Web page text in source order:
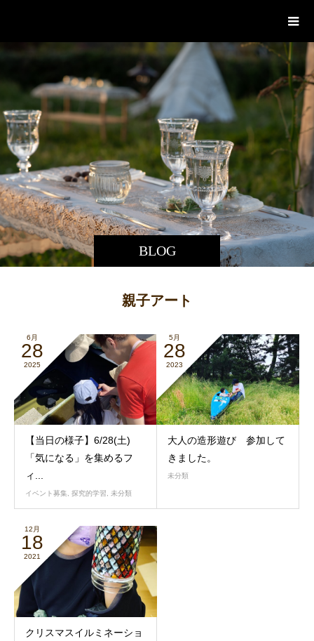
BLOG
親子アート
6月
28
2025
【当日の様子】6/28(土)
「気になる」を集めるフ
ィ...
イベント募集, 探究的学習, 未分類
5月
28
2023
大人の造形遊び 参加して
きました。
未分類
12月
18
2021
クリスマスイルミネーショ